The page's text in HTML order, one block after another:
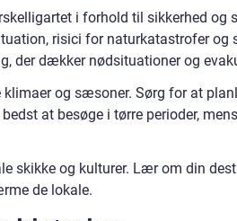
i forhold til sikkerhed og
risici for naturkatastrofer og
der dækker nødsituationer og
og sæsoner. Sørg for at
at besøge i tørre perioder,
skikke og kulturer. Lær om din
de lokale.